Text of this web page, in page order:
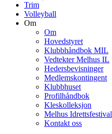
Trim
Volleyball
Om
Om
Hovedstyret
Klubbhåndbok MIL
Vedtekter Melhus IL
Hedersbevisninger
Medlemskontingent
Klubbhuset
Profilhåndbok
Kleskolleksjon
Melhus Idrettsfestival
Kontakt oss